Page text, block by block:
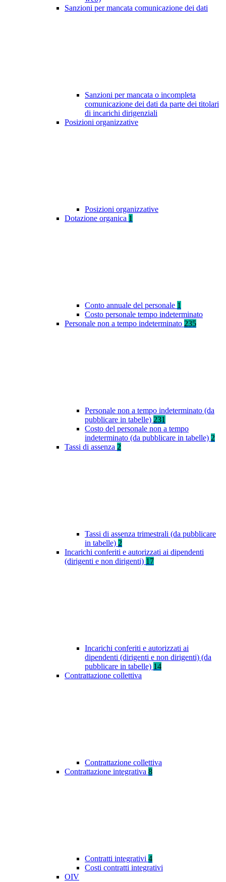
Sanzioni per mancata comunicazione dei dati
Sanzioni per mancata o incompleta
comunicazione dei dati da parte dei titolari
di incarichi dirigenziali
Posizioni organizzative
Posizioni organizzative
Dotazione organica 1
Conto annuale del personale 1
Costo personale tempo indeterminato
Personale non a tempo indeterminato 235
Personale non a tempo indeterminato (da
pubblicare in tabelle) 231
Costo del personale non a tempo
indeterminato (da pubblicare in tabelle) 2
Tassi di assenza 2
Tassi di assenza trimestrali (da pubblicare
in tabelle) 2
Incarichi conferiti e autorizzati ai dipendenti
(dirigenti e non dirigenti) 17
Incarichi conferiti e autorizzati ai
dipendenti (dirigenti e non dirigenti) (da
pubblicare in tabelle) 14
Contrattazione collettiva
Contrattazione collettiva
Contrattazione integrativa 8
Contratti integrativi 4
Costi contratti integrativi
OIV